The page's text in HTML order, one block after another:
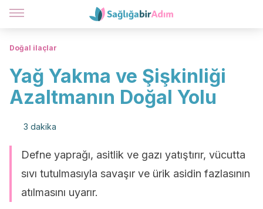
Doğal ilaçlar
Yağ Yakma ve Şişkinliği
Azaltmanın Doğal Yolu
3 dakika
Defne yaprağı, asitlik ve gazı yatıştırır, vücutta
sıvı tutulmasıyla savaşır ve ürik asidin fazlasının
atılmasını uyarır.